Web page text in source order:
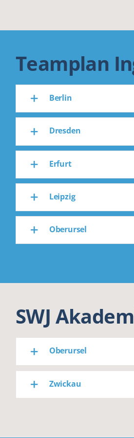
Teamplan
Berlin
Dresden
Erfurt
Leipzig
Oberursel
SWJ
Oberursel
Zwickau